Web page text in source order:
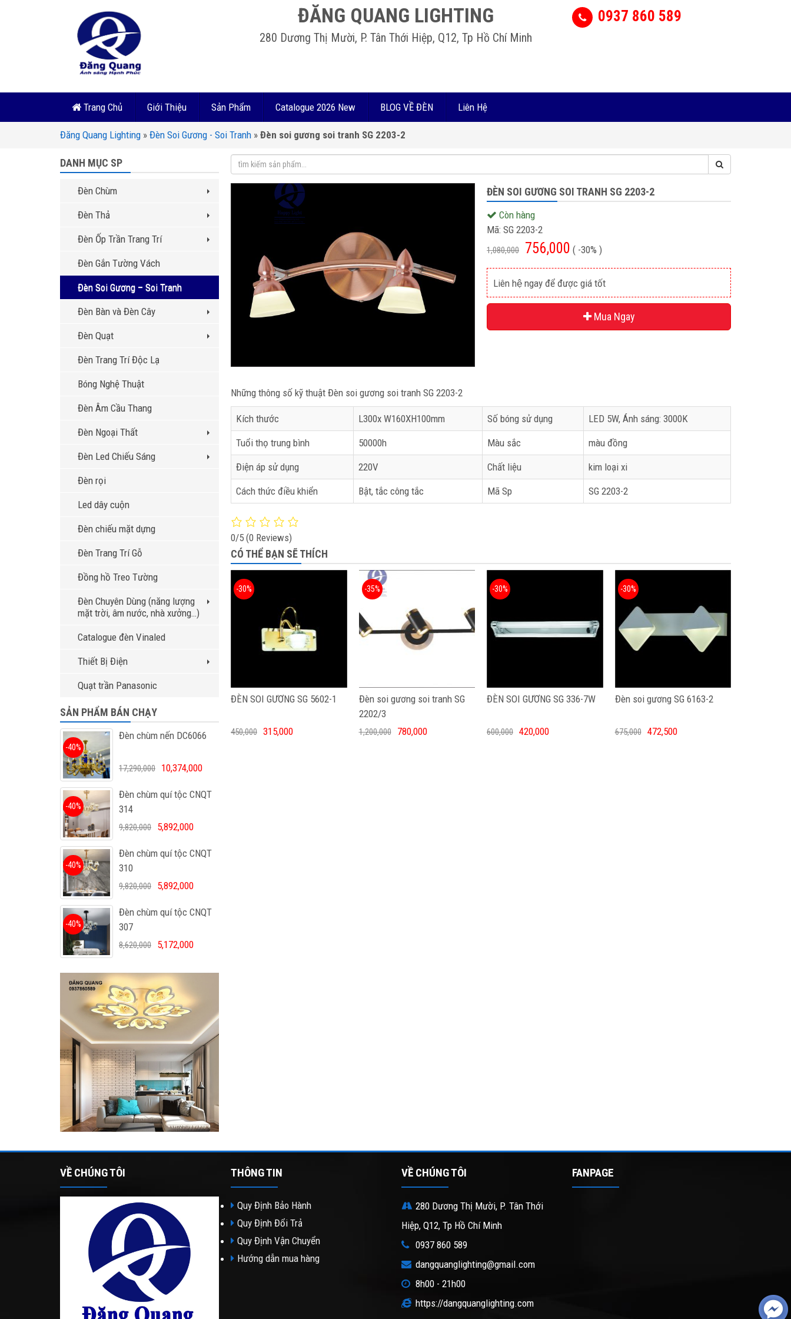
ĐĂNG QUANG LIGHTING
280 Dương Thị Mười, P. Tân Thới Hiệp, Q12, Tp Hồ Chí Minh
0937 860 589
Trang Chủ Giới Thiệu Sản Phẩm Catalogue 2026 New BLOG VỀ ĐÈN Liên Hệ
Đăng Quang Lighting » Đèn Soi Gương - Soi Tranh » Đèn soi gương soi tranh SG 2203-2
ĐÈN SOI GƯƠNG SOI TRANH SG 2203-2
Còn hàng
Mã: SG 2203-2
1,080,000 756,000 ( -30% )
Liên hệ ngay để được giá tốt
Mua Ngay
Những thông số kỹ thuật Đèn soi gương soi tranh SG 2203-2
Kích thước L300x W160XH100mm Số bóng sử dụng LED 5W, Ánh sáng: 3000K
Tuổi thọ trung bình 50000h Màu sắc màu đồng
Điện áp sử dụng 220V Chất liệu kim loại xi
Cách thức điều khiển Bật, tắc công tắc Mã Sp SG 2203-2
0/5 (0 Reviews)
CÓ THỂ BẠN SẼ THÍCH
ĐÈN SOI GƯƠNG SG 5602-1
-30%
450,000 315,000
Đèn soi gương soi tranh SG
2202/3
-35%
1,200,000 780,000
ĐÈN SOI GƯƠNG SG 336-7W
-30%
600,000 420,000
Đèn soi gương SG 6163-2
-30%
675,000 472,500
DANH MỤC SP
Đèn Chùm
Đèn Thả
Đèn Ốp Trần Trang Trí
Đèn Gắn Tường Vách
Đèn Soi Gương – Soi Tranh
Đèn Bàn và Đèn Cây
Đèn Quạt
Đèn Trang Trí Độc Lạ
Bóng Nghệ Thuật
Đèn Âm Cầu Thang
Đèn Ngoại Thất
Đèn Led Chiếu Sáng
Đèn rọi
Led dây cuộn
Đèn chiếu mặt dựng
Đèn Trang Trí Gỗ
Đồng hồ Treo Tường
Đèn Chuyên Dùng (năng lượng
mặt trời, âm nước, nhà xưởng…)
Catalogue đèn Vinaled
Thiết Bị Điện
Quạt trần Panasonic
SẢN PHẨM BÁN CHẠY
Đèn chùm nến DC6066
-40%
17,290,000 10,374,000
Đèn chùm quí tộc CNQT
314
-40%
9,820,000 5,892,000
Đèn chùm quí tộc CNQT
310
-40%
9,820,000 5,892,000
Đèn chùm quí tộc CNQT
307
-40%
8,620,000 5,172,000
VỀ CHÚNG TÔI THÔNG TIN
Quy Định Bảo Hành
Quy Định Đổi Trả
Quy Định Vận Chuyển
Hướng dẫn mua hàng
VỀ CHÚNG TÔI
280 Dương Thị Mười, P. Tân Thới
Hiệp, Q12, Tp Hồ Chí Minh
0937 860 589
dangquanglighting@gmail.com
8h00 - 21h00
https://dangquanglighting.com
FANPAGE